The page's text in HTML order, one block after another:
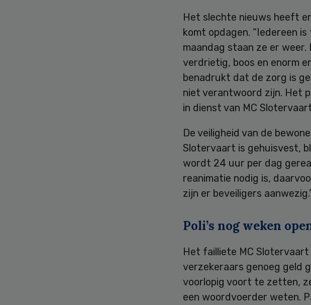
Het slechte nieuws heeft
komt opdagen. “Iedereen
maandag staan ze er
verdrietig, boos en enorm
benadrukt dat de zorg is
niet verantwoord zijn. Het
in dienst van MC
De veiligheid van de
Slotervaart is gehuisvest,
wordt 24 uur per dag
reanimatie nodig is,
zijn er beveiligers
Poli’s nog weken
Het failliete MC
verzekeraars genoeg geld
voorlopig voort te zetten,
een woordvoerder weten.